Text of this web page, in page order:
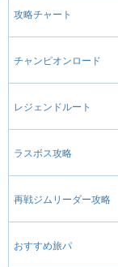
攻略チャート
チャンピオンロード
レジェンドルート
ラスボス攻略
再戦ジムリーダー攻略
おすすめ旅パ